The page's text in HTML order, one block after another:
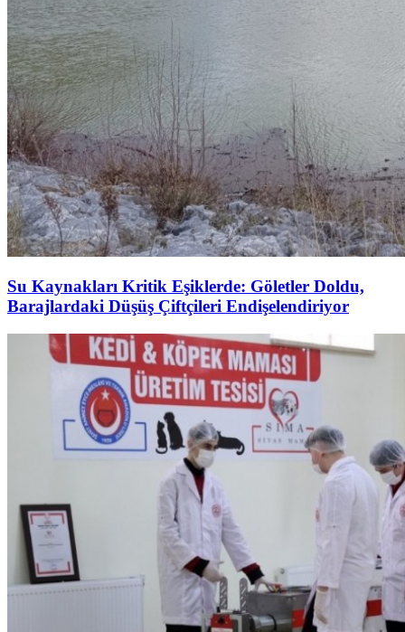
Su Kaynakları Kritik Eşiklerde: Göletler Doldu,
Barajlardaki Düşüş Çiftçileri Endişelendiriyor